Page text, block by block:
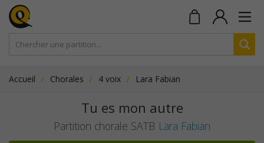
Accueil Chorales 4 voix Lara Fabian
Tu es mon autre
Partition chorale SATB Lara Fabian